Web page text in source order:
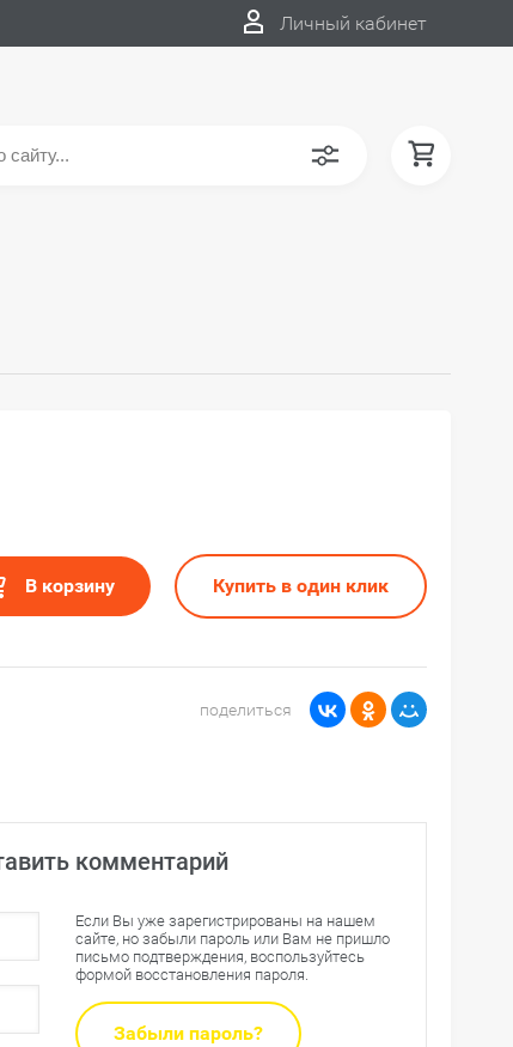
Личный кабинет
В корзину Купить в один клик
поделиться
комментарий
Если Вы уже зарегистрированы на нашем
сайте, но забыли пароль или Вам не пришло
письмо подтверждения, воспользуйтесь
формой восстановления пароля.
Забыли пароль?